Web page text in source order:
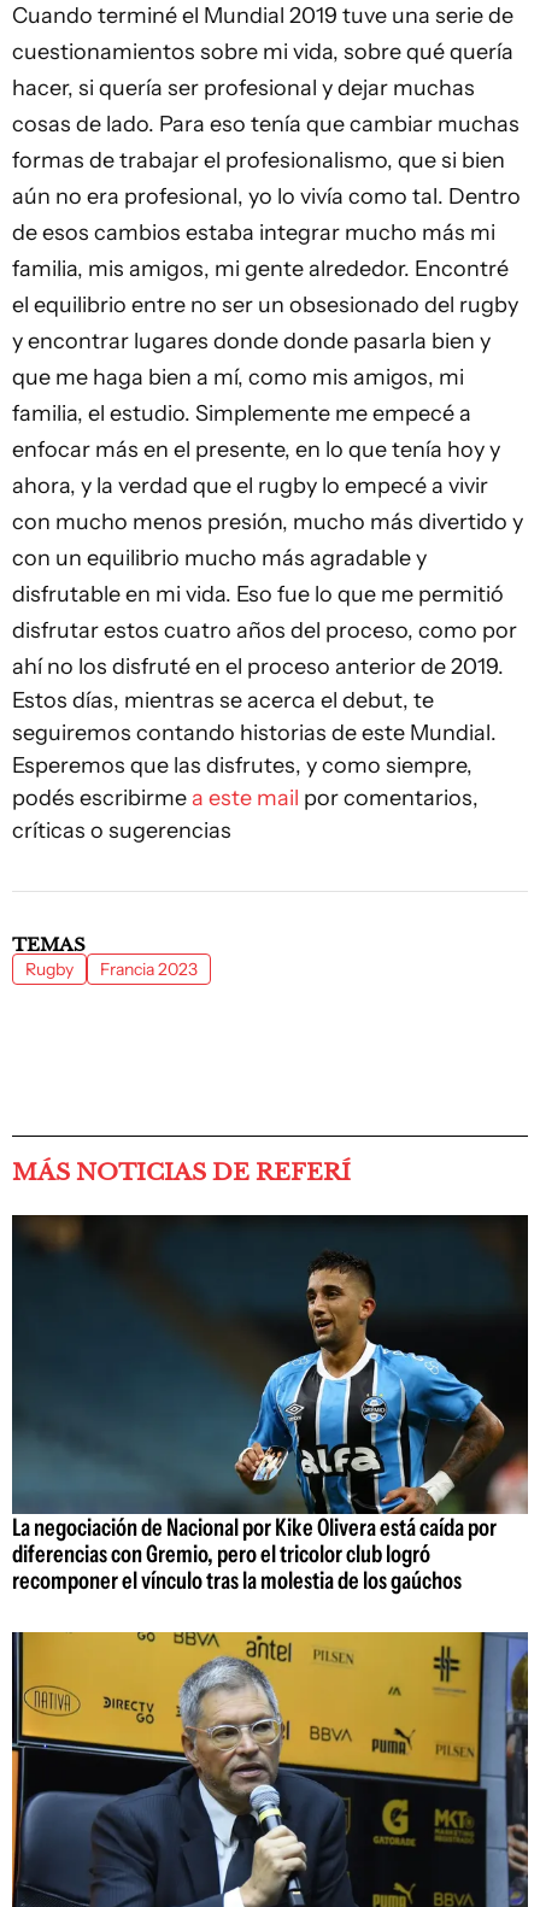
Cuando terminé el Mundial 2019 tuve una serie de
cuestionamientos sobre mi vida, sobre qué quería
hacer, si quería ser profesional y dejar muchas
cosas de lado. Para eso tenía que cambiar muchas
formas de trabajar el profesionalismo, que si bien
aún no era profesional, yo lo vivía como tal. Dentro
de esos cambios estaba integrar mucho más mi
familia, mis amigos, mi gente alrededor. Encontré
el equilibrio entre no ser un obsesionado del rugby
y encontrar lugares donde donde pasarla bien y
que me haga bien a mí, como mis amigos, mi
familia, el estudio. Simplemente me empecé a
enfocar más en el presente, en lo que tenía hoy y
ahora, y la verdad que el rugby lo empecé a vivir
con mucho menos presión, mucho más divertido y
con un equilibrio mucho más agradable y
disfrutable en mi vida. Eso fue lo que me permitió
disfrutar estos cuatro años del proceso, como por
ahí no los disfruté en el proceso anterior de 2019.
Estos días, mientras se acerca el debut, te
seguiremos contando historias de este Mundial.
Esperemos que las disfrutes, y como siempre,
podés escribirmea este mail por comentarios,
críticas o sugerencias
TEMAS
Rugby Francia 2023
MÁS NOTICIAS DE REFERÍ
La negociación de Nacional por Kike Olivera está caída por
diferencias con Gremio, pero el tricolor club logró
recomponer el vínculo tras la molestia de los gaúchos